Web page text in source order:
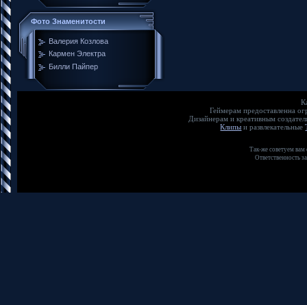
Фото Знаменитости
Валерия Козлова
Кармен Электра
Билли Пайпер
Геймерам предоставленна
Дизайнерам и креативным
Клипы и развлекательные
Так-же советуем
Ответственность